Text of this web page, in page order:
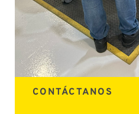
CONTÁCTANOS